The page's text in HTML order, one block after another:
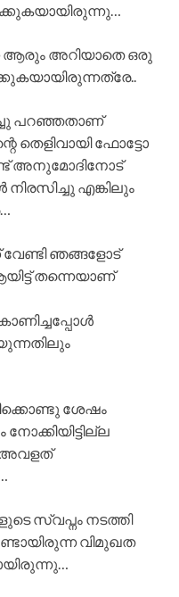
ആരും അറിയാതെ ഒരു
പറഞ്ഞതാണ്
തെളിവായി ഫോട്ടോ
അനുമോദിനോട്
എങ്കിലും
ഞങ്ങളോട്
തന്നെയാണ്
ശേഷം
അവളത്
സ്വപ്നം നടത്തി
വിമുഖത